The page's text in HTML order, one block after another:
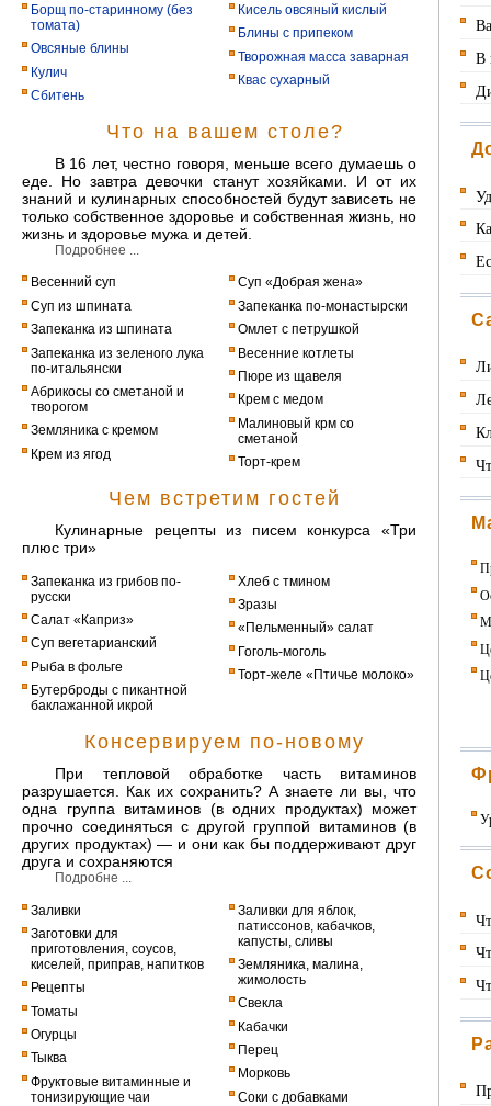
Борщ по-старинному (без
томата)
Овсяные блины
Кулич
Сбитень
Кисель овсяный кислый
Блины с припеком
Творожная масса заварная
Квас сухарный
Что на вашем столе?
В 16 лет, честно говоря, меньше всего думаешь о
еде. Но завтра девочки станут хозяйками. И от их
знаний и кулинарных способностей будут зависеть не
только собственное здоровье и собственная жизнь, но
жизнь и здоровье мужа и детей.
Подробнее ...
Весенний суп
Суп из шпината
Запеканка из шпината
Запеканка из зеленого лука
по-итальянски
Абрикосы со сметаной и
творогом
Земляника с кремом
Крем из ягод
Суп «Добрая жена»
Запеканка по-монастырски
Омлет с петрушкой
Весенние котлеты
Пюре из щавеля
Крем с медом
Малиновый крм со
сметаной
Торт-крем
Чем встретим гостей
Кулинарные рецепты из писем конкурса «Три
плюс три»
Запеканка из грибов по-
русски
Салат «Каприз»
Суп вегетарианский
Рыба в фольге
Бутерброды с пикантной
баклажанной икрой
Хлеб с тмином
Зразы
«Пельменный» салат
Гоголь-моголь
Торт-желе «Птичье молоко»
Консервируем по-новому
При тепловой обработке часть витаминов
разрушается. Как их сохранить? А знаете ли вы, что
одна группа витаминов (в одних продуктах) может
прочно соединяться с другой группой витаминов (в
других продуктах) — и они как бы поддерживают друг
друга и сохраняются
Подробне ...
Заливки
Заготовки для
приготовления, соусов,
киселей, приправ, напитков
Рецепты
Томаты
Огурцы
Тыква
Фруктовые витаминные и
тонизирующие чаи
Заливки для яблок,
патиссонов, кабачков,
капусты, сливы
Земляника, малина,
жимолость
Свекла
Кабачки
Перец
Морковь
Соки с добавками
В